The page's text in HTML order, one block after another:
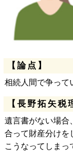
【論点】
相続人間で争って
【長野拓矢税
遺言書がない場合
合って財産分けを
こうなってしまっ